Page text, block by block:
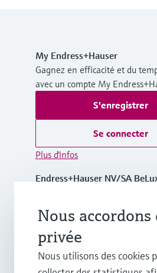
My Endress+Hauser
Gagnez en efficacité et du
avec un compte My
S'enregistrer
Se connecter
Plus d'infos
Endress+Hauser NV/SA
info.be@endress.com
Nous
privée
Nous utilisons des